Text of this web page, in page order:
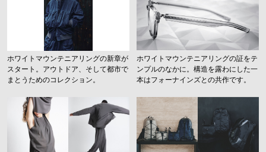
ホワイトマウンテニアリングの新章が
スタート。アウトドア、そして都市で
まとうためのコレクション。
ホワイトマウンテニアリングの証をテ
ンプルのなかに。構造を露わにした一
本はフォーナインズとの共作です。